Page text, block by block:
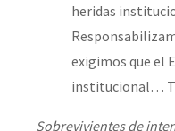
heridas
exigimos que el
institucional…
Sobrevivientes de